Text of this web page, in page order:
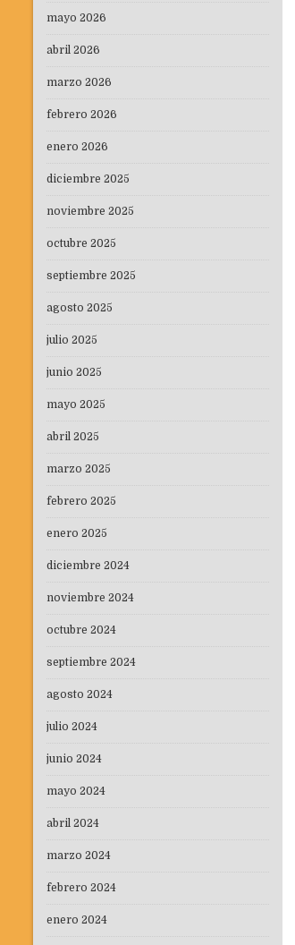
mayo 2026
abril 2026
marzo 2026
febrero 2026
enero 2026
diciembre 2025
noviembre 2025
octubre 2025
septiembre 2025
agosto 2025
julio 2025
junio 2025
mayo 2025
abril 2025
marzo 2025
febrero 2025
enero 2025
diciembre 2024
noviembre 2024
octubre 2024
septiembre 2024
agosto 2024
julio 2024
junio 2024
mayo 2024
abril 2024
marzo 2024
febrero 2024
enero 2024